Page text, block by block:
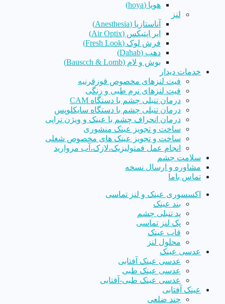
هویا (hoya)
لنز
آناستازیا (Anesthesia)
ایر اپتیکس (Air Optix)
فرش لوک (Fresh Look)
دهب (Dahab)
بوش و لام (Bauscch & Lomb)
خدمات دیدار
فیت لنزهای مخصوص قوزقرنیه
فیت لنزهای نرم طبی و رنگی
درمان تنبلی چشم با دستگاه CAM
درمان تنبلی چشم با دستگاه سایکلوپس
درمان انحراف چشم با عینک و ویژن تراپی
ساخت و تجویز عینک منشوری
ساخت و تجویز عینک های مخصوص شغلی
انجام عمل فمتولیزیک،لازک،آب مروارید
سلامت چشم
مشاوره و ارسال نسخه
تماس باما
اکسسوری عینک و لنز تماسی
بند عینک
پد تنبلی چشم
پک لنز تماسی
قاب عینک
محلول لنز
عدسی عینک
عدسی عینک آفتابی
عدسی عینک طبی
عدسی عینک طبی-آفتابی
عینک آفتابی
چند ضلعی